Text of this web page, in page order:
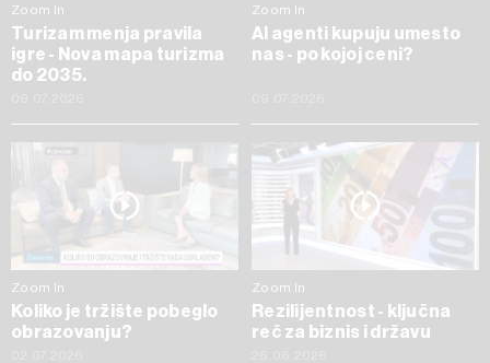
Zoom In
Turizam menja pravila
igre - Nova mapa turizma
do 2035.
Zoom In
AI agenti kupuju umesto
nas - po kojoj ceni?
Zoom In
Koliko je tržište pobeglo
obrazovanju?
Zoom In
Rezilijentnost - ključna
reč za biznis i državu